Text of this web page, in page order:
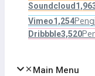
Soundcloud
Vimeo1,254
Dribbble3,520
Main Menu